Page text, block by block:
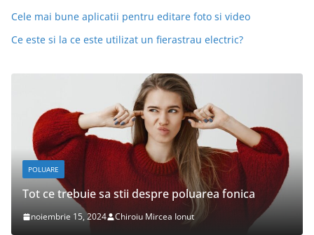
Cele mai bune aplicatii pentru editare foto si video
Ce este si la ce este utilizat un fierastrau electric?
POLUARE
Tot ce trebuie sa stii despre poluarea fonica
noiembrie 15, 2024 Chiroiu Mircea Ionut